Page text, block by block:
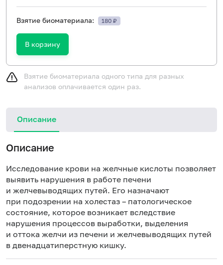
Взятие биоматериала: 180 ₽
В корзину
Взятие биоматериала одного типа для разных
анализов оплачивается один раз.
Описание
Описание
Исследование крови на желчные кислоты позволяет
выявить нарушения в работе печени
и желчевыводящих путей. Его назначают
при подозрении на холестаз – патологическое
состояние, которое возникает вследствие
нарушения процессов выработки, выделения
и оттока желчи из печени и желчевыводящих путей
в двенадцатиперстную кишку.